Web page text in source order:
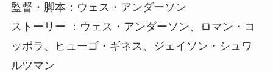
監督・脚本：ウェス・アンダーソン
ストーリー ：ウェス・アンダーソン、ロマン・コ
ッポラ、ヒューゴ・ギネス、ジェイソン・シュワ
ルツマン